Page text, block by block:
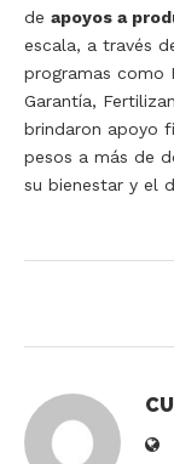
de apoyos a
escala, a través
programas como
Garantía,
brindaron apoyo
pesos a más de
su bienestar y el